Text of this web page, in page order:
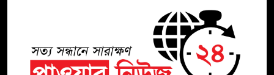
ছেলের ঝুলন্ত মরদেহ উদ্ধার
শতাব্দী রায়ের বাড়িতে বিদ্রোহীদের
বৈঠক, পশ্চিমবঙ্গে তৃনমূলে ভাঙনের